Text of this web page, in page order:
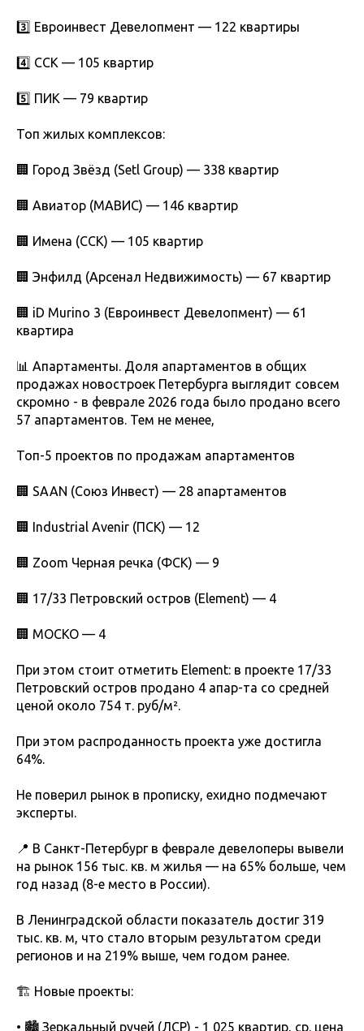
3️⃣ Евроинвест Девелопмент — 122 квартиры
4️⃣ ССК — 105 квартир
5️⃣ ПИК — 79 квартир
Топ жилых комплексов:
🏢 Город Звёзд (Setl Group) — 338 квартир
🏢 Авиатор (МАВИС) — 146 квартир
🏢 Имена (ССК) — 105 квартир
🏢 Энфилд (Арсенал Недвижимость) — 67 квартир
🏢 iD Murino 3 (Евроинвест Девелопмент) — 61
квартира
📊 Апартаменты. Доля апартаментов в общих
продажах новостроек Петербурга выглядит совсем
скромно - в феврале 2026 года было продано всего
57 апартаментов. Тем не менее,
Топ-5 проектов по продажам апартаментов
🏢 SAAN (Союз Инвест) — 28 апартаментов
🏢 Industrial Avenir (ПСК) — 12
🏢 Zoom Черная речка (ФСК) — 9
🏢 17/33 Петровский остров (Element) — 4
🏢 МОСКО — 4
При этом стоит отметить Element: в проекте 17/33
Петровский остров продано 4 апар-та со средней
ценой около 754 т. руб/м².
При этом распроданность проекта уже достигла
64%.
Не поверил рынок в прописку, ехидно подмечают
эксперты.
📍 В Санкт-Петербург в феврале девелоперы вывели
на рынок 156 тыс. кв. м жилья — на 65% больше, чем
год назад (8-е место в России).
В Ленинградской области показатель достиг 319
тыс. кв. м, что стало вторым результатом среди
регионов и на 219% выше, чем годом ранее.
🏗 Новые проекты:
• 🏙 Зеркальный ручей (ЛСР) - 1 025 квартир, ср. цена